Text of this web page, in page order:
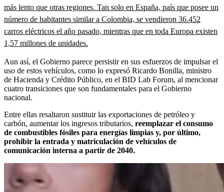
más lento que otras regiones. Tan solo en España, país que posee un
número de habitantes similar a Colombia, se vendieron 36.452
carros eléctricos el año pasado, mientras que en toda Europa existen
1,57 millones de unidades.
Aun así, el Gobierno parece persistir en sus esfuerzos de impulsar el
uso de estos vehículos, como lo expresó Ricardo Bonilla, ministro
de Hacienda y Crédito Público, en el BID Lab Forum, al mencionar
cuatro transiciones que son fundamentales para el Gobierno
nacional.
Entre ellas resaltaron sustituir las exportaciones de petróleo y
carbón, aumentar los ingresos tributarios, reemplazar el consumo
de combustibles fósiles para energías limpias y, por último,
prohibir la entrada y matriculación de vehículos de
comunicación interna a partir de 2040.